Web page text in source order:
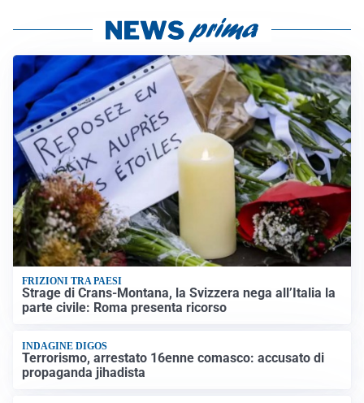
FRIZIONI TRA PAESI
Strage di Crans-Montana, la Svizzera nega all’Italia la
parte civile: Roma presenta ricorso
INDAGINE DIGOS
Terrorismo, arrestato 16enne comasco: accusato di
propaganda jihadista